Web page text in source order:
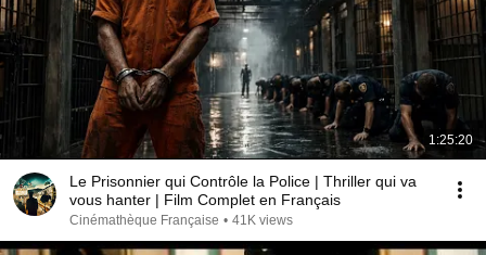
1:25:20
Le Prisonnier qui Contrôle la Police | Thriller qui va
vous hanter | Film Complet en Français
Cinémathèque Française • 41K views